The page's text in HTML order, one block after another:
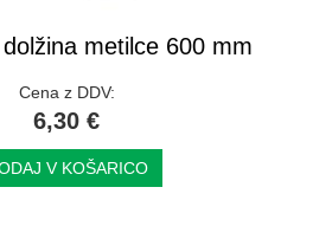
metilce 600 mm
Cena z DDV:
6,30 €
V KOŠARICO